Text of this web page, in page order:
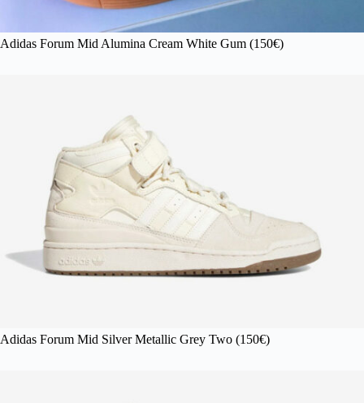
Adidas Forum Mid Alumina Cream White Gum (150€)
Adidas Forum Mid Silver Metallic Grey Two (150€)